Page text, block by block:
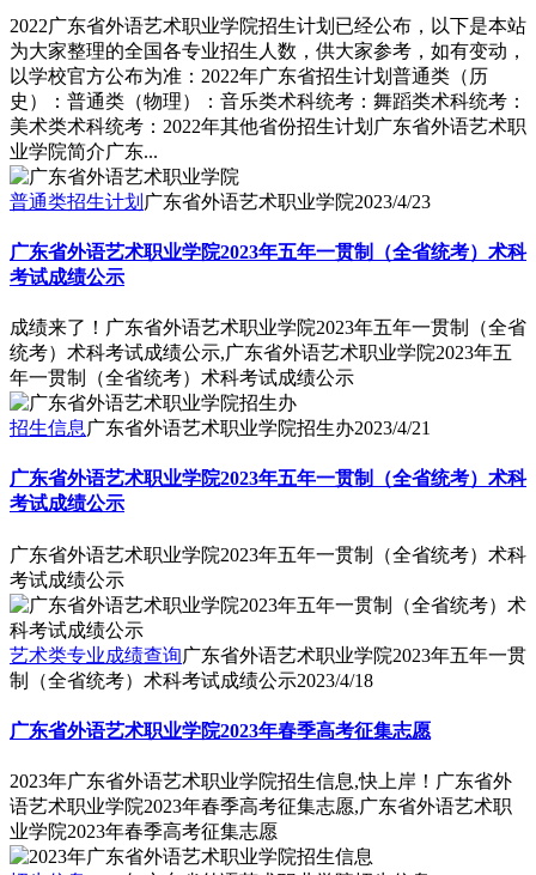
2022广东省外语艺术职业学院招生计划已经公布，以下是本站
为大家整理的全国各专业招生人数，供大家参考，如有变动，
以学校官方公布为准：2022年广东省招生计划普通类（历
史）：普通类（物理）：音乐类术科统考：舞蹈类术科统考：
美术类术科统考：2022年其他省份招生计划广东省外语艺术职
业学院简介广东...
普通类招生计划 广东省外语艺术职业学院2023/4/23
广东省外语艺术职业学院2023年五年一贯制（全省统考）术科
考试成绩公示
成绩来了！广东省外语艺术职业学院2023年五年一贯制（全省
统考）术科考试成绩公示,广东省外语艺术职业学院2023年五
年一贯制（全省统考）术科考试成绩公示
招生信息 广东省外语艺术职业学院招生办2023/4/21
广东省外语艺术职业学院2023年五年一贯制（全省统考）术科
考试成绩公示
广东省外语艺术职业学院2023年五年一贯制（全省统考）术科
考试成绩公示
艺术类专业成绩查询广东省外语艺术职业学院2023年五年一贯
制（全省统考）术科考试成绩公示2023/4/18
广东省外语艺术职业学院2023年春季高考征集志愿
2023年广东省外语艺术职业学院招生信息,快上岸！广东省外
语艺术职业学院2023年春季高考征集志愿,广东省外语艺术职
业学院2023年春季高考征集志愿